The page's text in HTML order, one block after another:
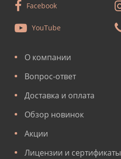
Facebook
YouTube
О компании
Вопрос-ответ
Доставка и оплата
Обзор новинок
Акции
Лицензии и сертификаты